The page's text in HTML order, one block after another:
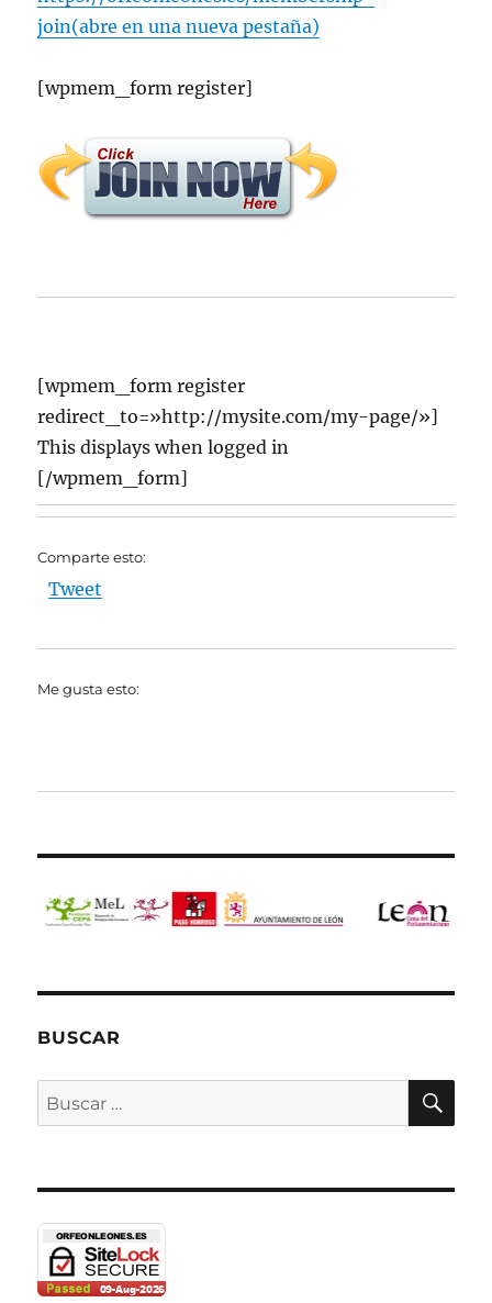
c
e
b
o
k
it
te
r
at
s
A
p
ai
l
n
t
e
g
m
m
join‎(abre en una nueva pestaña)
[wpmem_form register]
[wpmem_form register
redirect_to=»http://mysite.com/my-page/»]
This displays when logged in
[/wpmem_form]
Comparte esto:
Tweet
Me gusta esto:
BUSCAR
Buscar
por: